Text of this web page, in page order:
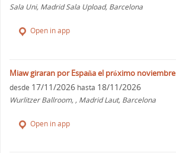
Sala Uni, Madrid Sala Upload, Barcelona
Open in app
Miaw giraran por España el próximo noviembre
desde 17/11/2026 hasta 18/11/2026
Wurlitzer Ballroom, , Madrid Laut, Barcelona
Open in app